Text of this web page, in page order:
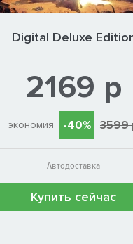
Digital Deluxe
2169 р
экономия -40% 3599
Автодоставка
Купить сейчас